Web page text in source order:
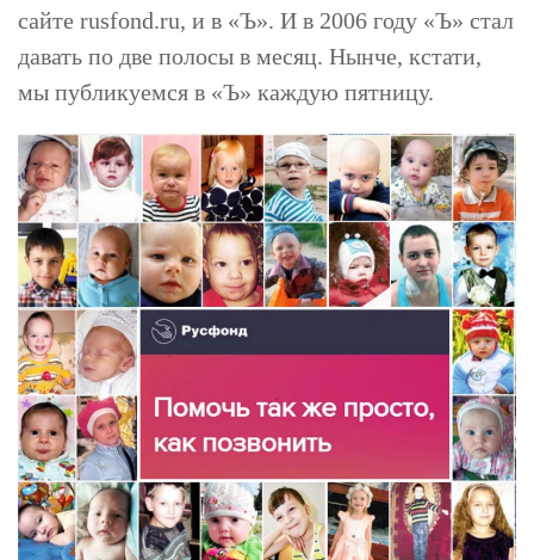
сайте rusfond.ru, и в «Ъ». И в 2006 году «Ъ» стал
давать по две полосы в месяц. Нынче, кстати,
мы публикуемся в «Ъ» каждую пятницу.